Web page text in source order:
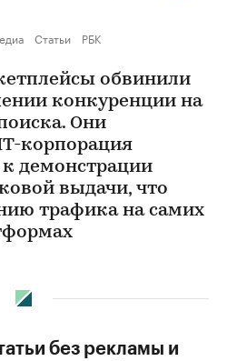
Статьи РБК
обвинили
конкуренции на
Они
корпорация
демонстрации
выдачи, что
трафика на самих
без рекламы и